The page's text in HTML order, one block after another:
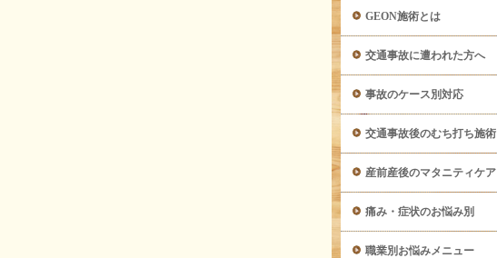
GEON施術とは
交通事故に遭われた方へ
事故のケース別対応
交通事故後のむち打ち施術
産前産後のマタニティケア
痛み・症状のお悩み別
職業別お悩みメニュー